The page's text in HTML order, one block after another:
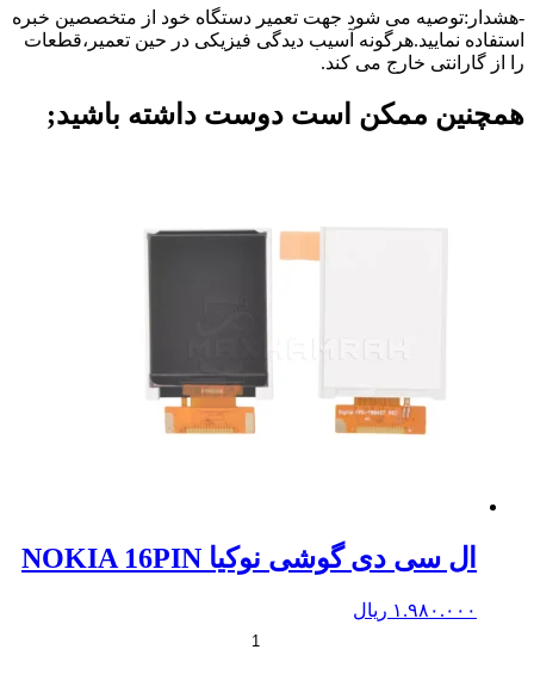
می شود جهت تعمیر دستگاه خود از متخصصین خبره
نمایید.هرگونه آسیب دیدگی فیزیکی در حین تعمیر،قطعات
گارانتی خارج می کند.
ممکن است دوست داشته باشید;
ال سی دی گوشی نوکیا NOKIA 16PIN
۱.۹۸۰.۰۰۰ ریال
+